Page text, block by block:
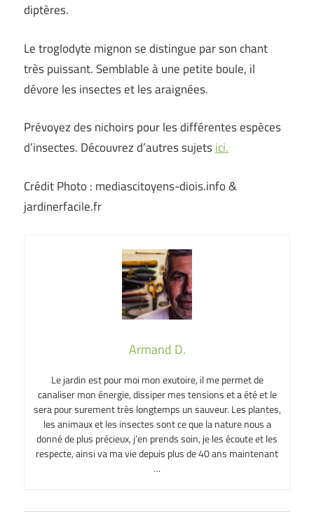
diptères.
Le troglodyte mignon se distingue par son chant
très puissant. Semblable à une petite boule, il
dévore les insectes et les araignées.
Prévoyez des nichoirs pour les différentes espèces
d’insectes. Découvrez d’autres sujetsici.
Crédit Photo : mediascitoyens-diois.info &
jardinerfacile.fr
Armand D.
Le jardin est pour moi mon exutoire, il me permet de
canaliser mon énergie, dissiper mes tensions et a été et le
sera pour surement très longtemps un sauveur. Les plantes,
les animaux et les insectes sont ce que la nature nous a
donné de plus précieux, j’en prends soin, je les écoute et les
respecte, ainsi va ma vie depuis plus de 40 ans maintenant
…